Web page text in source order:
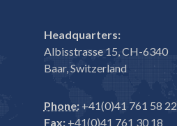
Headquarters:
Albisstrasse 15, CH-6340
Baar, Switzerland
Phone:+41(0)41 761 58 22
Fax:+41(0)41 761 30 18